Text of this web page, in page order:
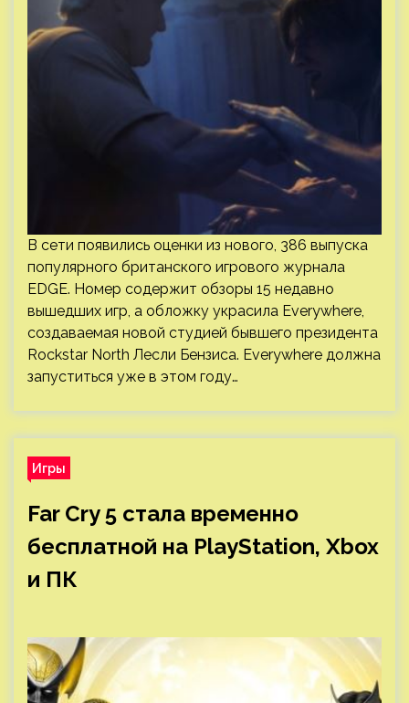
В сети появились оценки из нового, 386 выпуска
популярного британского игрового журнала
EDGE. Номер содержит обзоры 15 недавно
вышедших игр, а обложку украсила Everywhere,
создаваемая новой студией бывшего президента
Rockstar North Лесли Бензиса. Everywhere должна
запуститься уже в этом году…
Игры
Far Cry 5 стала временно
бесплатной на PlayStation, Xbox
и ПК